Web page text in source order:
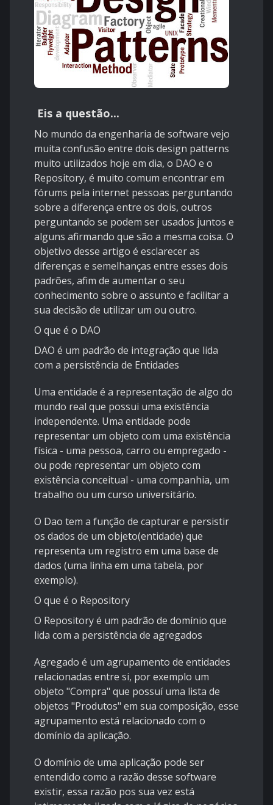
Eis a questão...
No mundo da engenharia de software vejo
muita confusão entre dois design patterns
muito utilizados hoje em dia, o DAO e o
Repository, é muito comum encontrar em
fórums pela internet pessoas perguntando
sobre a diferença entre os dois, outros
perguntando se podem ser usados juntos e
alguns afirmando que são a mesma coisa. O
objetivo desse artigo é esclarecer as
diferenças e semelhanças entre esses dois
padrões, afim de aumentar o seu
conhecimento sobre o assunto e facilitar a
sua decisão de utilizar um ou outro.
O que é o DAO
DAO é um padrão de integração que lida
com a persistência de Entidades
Uma entidade é a representação de algo do
mundo real que possui uma existência
independente. Uma entidade pode
representar um objeto com uma existência
física - uma pessoa, carro ou empregado -
ou pode representar um objeto com
existência conceitual - uma companhia, um
trabalho ou um curso universitário.
O Dao tem a função de capturar e persistir
os dados de um objeto(entidade) que
representa um registro em uma base de
dados (uma linha em uma tabela, por
exemplo).
O que é o Repository
O Repository é um padrão de domínio que
lida com a persistência de agregados
Agregado é um agrupamento de entidades
relacionadas entre si, por exemplo um
objeto "Compra" que possuí uma lista de
objetos "Produtos" em sua composição, esse
agrupamento está relacionado com o
domínio da aplicação.
O domínio de uma aplicação pode ser
entendido como a razão desse software
existir, essa razão pos sua vez está